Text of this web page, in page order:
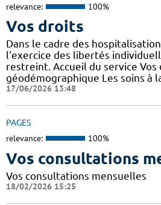
relevance: 100%
Vos droits
Dans le cadre des
l'exercice des libertés
restreint. Accueil du service
géodémographique Les soins à
17/06/2026 13:48
PAGES
relevance: 100%
Vos consultations
Vos consultations mensuelles
18/02/2026 15:25